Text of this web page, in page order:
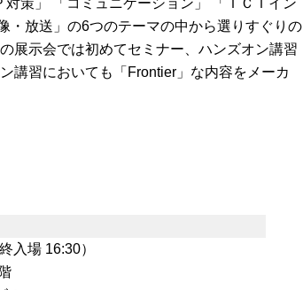
策」 「コミュニケーション」 「ＩＣＴイン
・放送」の6つのテーマの中から選りすぐりの
展示会では初めてセミナー、ハンズオン講習
講習においても「Frontier」な内容をメーカ
入場 16:30）